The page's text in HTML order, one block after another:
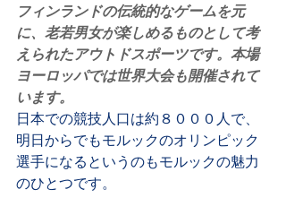
フィンランドの伝統的なゲームを元
に、老若男女が楽しめるものとして考
えられたアウトドスポーツです。本場
ヨーロッパでは世界大会も開催されて
います。
日本での競技人口は約８０００人で、
明日からでもモルックのオリンピック
選手になるというのもモルックの魅力
のひとつです。